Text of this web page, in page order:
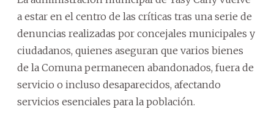
a estar en el centro de las críticas tras una serie de
denuncias realizadas por concejales municipales y
ciudadanos, quienes aseguran que varios bienes
de la Comuna permanecen abandonados, fuera de
servicio o incluso desaparecidos, afectando
servicios esenciales para la población.